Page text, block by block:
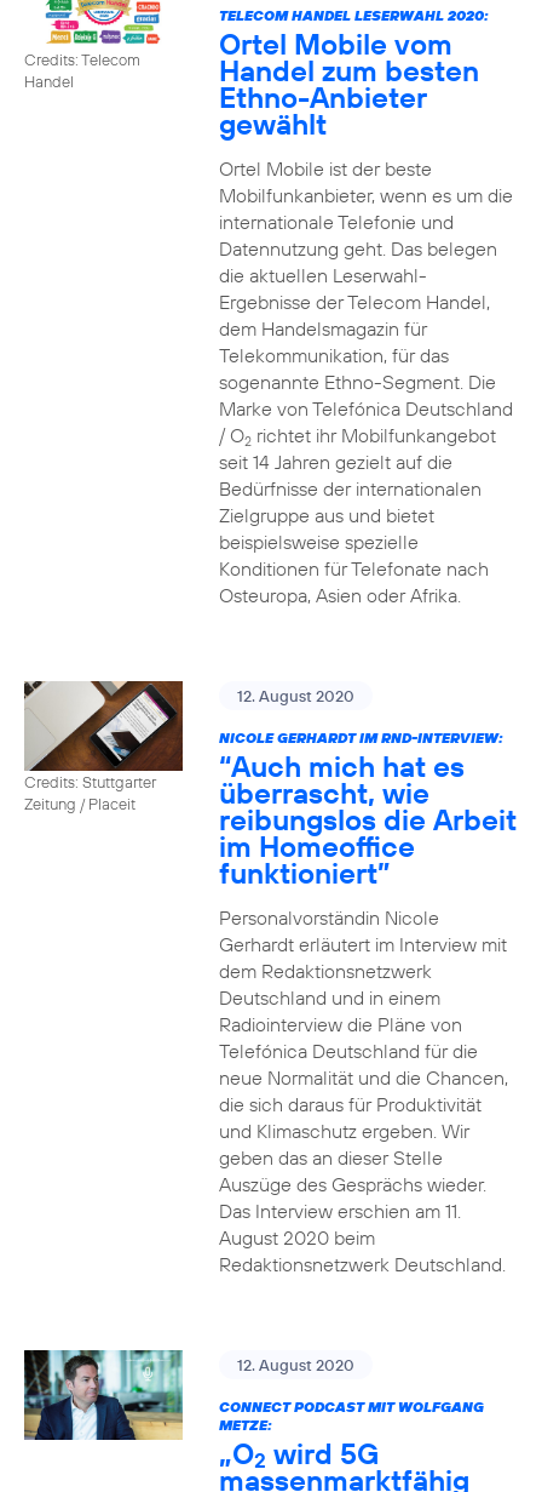
Credits: Telecom
Handel
TELECOM HANDEL LESERWAHL 2020:
Ortel Mobile vom
Handel zum besten
Ethno-Anbieter
gewählt
Ortel Mobile ist der beste
Mobilfunkanbieter, wenn es um die
internationale Telefonie und
Datennutzung geht. Das belegen
die aktuellen Leserwahl-
Ergebnisse der Telecom Handel,
dem Handelsmagazin für
Telekommunikation, für das
sogenannte Ethno-Segment. Die
Marke von Telefónica Deutschland
/ O2richtet ihr Mobilfunkangebot
seit 14 Jahren gezielt auf die
Bedürfnisse der internationalen
Zielgruppe aus und bietet
beispielsweise spezielle
Konditionen für Telefonate nach
Osteuropa, Asien oder Afrika.
Credits: Stuttgarter
Zeitung / Placeit
12. August 2020
NICOLE GERHARDT IM RND-INTERVIEW:
“Auch mich hat es
überrascht, wie
reibungslos die Arbeit
im Homeoffice
funktioniert”
Personalvorständin Nicole
Gerhardt erläutert im Interview mit
dem Redaktionsnetzwerk
Deutschland und in einem
Radiointerview die Pläne von
Telefónica Deutschland für die
neue Normalität und die Chancen,
die sich daraus für Produktivität
und Klimaschutz ergeben. Wir
geben das an dieser Stelle
Auszüge des Gesprächs wieder.
Das Interview erschien am 11.
August 2020 beim
Redaktionsnetzwerk Deutschland.
12. August 2020
CONNECT PODCAST MIT WOLFGANG
METZE:
„O2 wird 5G
massenmarktfähig